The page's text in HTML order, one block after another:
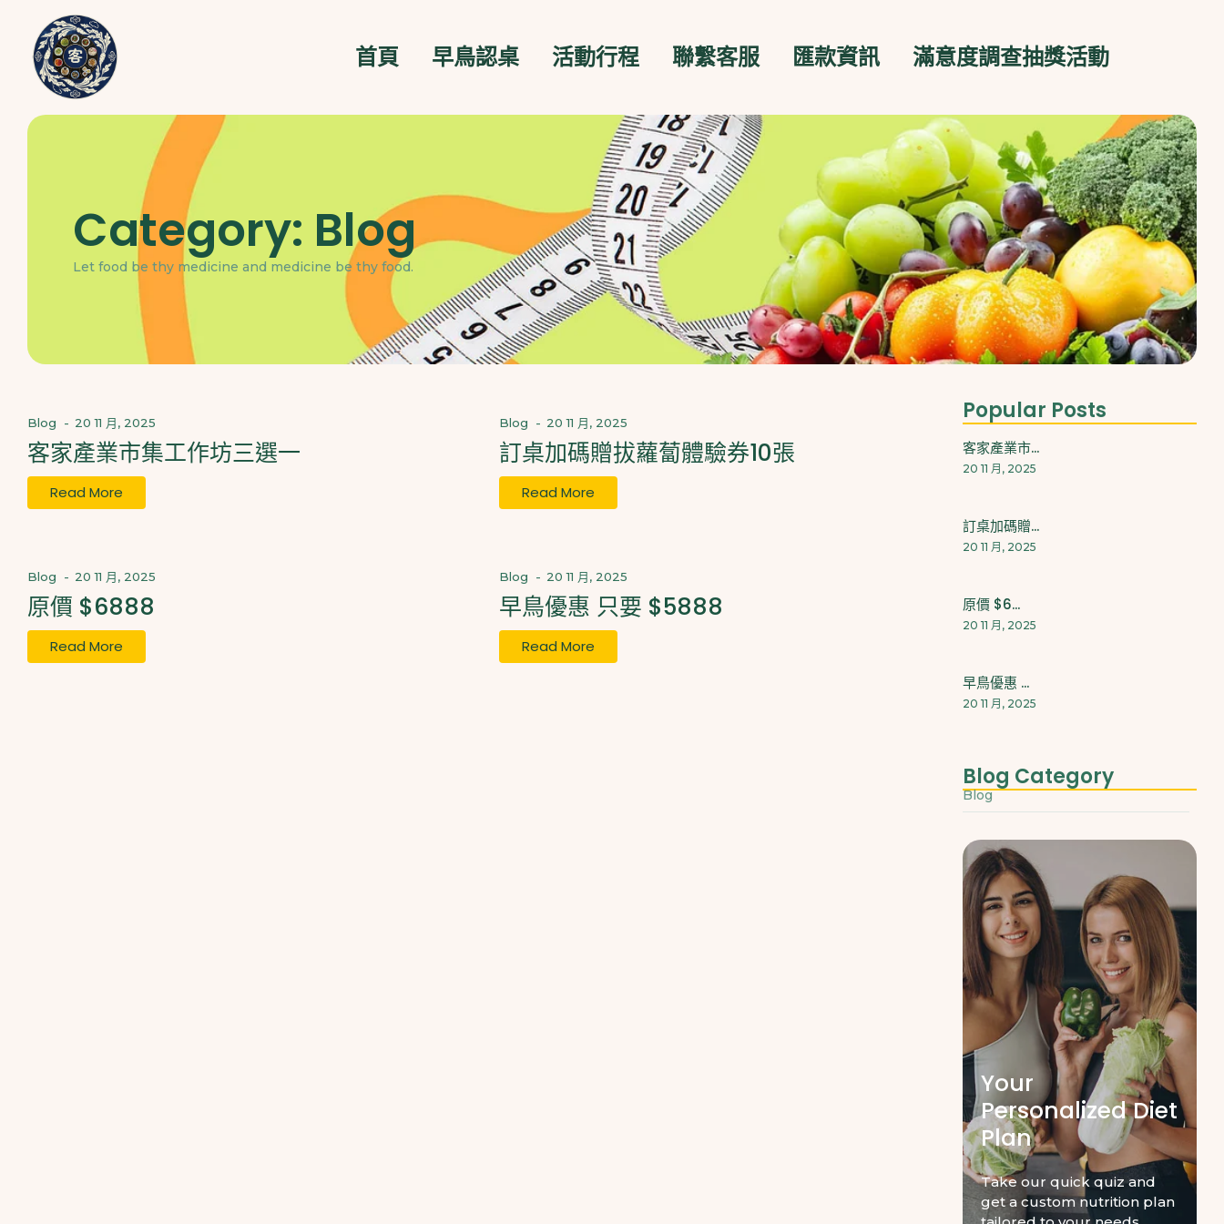
首頁 早鳥認桌 活動行程 聯繫客服 匯款資訊 滿意度調查抽獎活動
Category: Blog
Let food be thy medicine and medicine be thy food.
Blog - 20 11 月, 2025
客家產業市集工作坊三選一
Read More
Blog - 20 11 月, 2025
訂桌加碼贈拔蘿蔔體驗券10張
Read More
Blog - 20 11 月, 2025
原價 $6888
Read More
Blog - 20 11 月, 2025
早鳥優惠 只要 $5888
Read More
Popular Posts
客家產業市...
20 11 月, 2025
訂桌加碼贈...
20 11 月, 2025
原價 $6...
20 11 月, 2025
早鳥優惠 ...
20 11 月, 2025
Blog Category
Blog
Your
Personalized Diet
Plan
Take our quick quiz and
get a custom nutrition plan